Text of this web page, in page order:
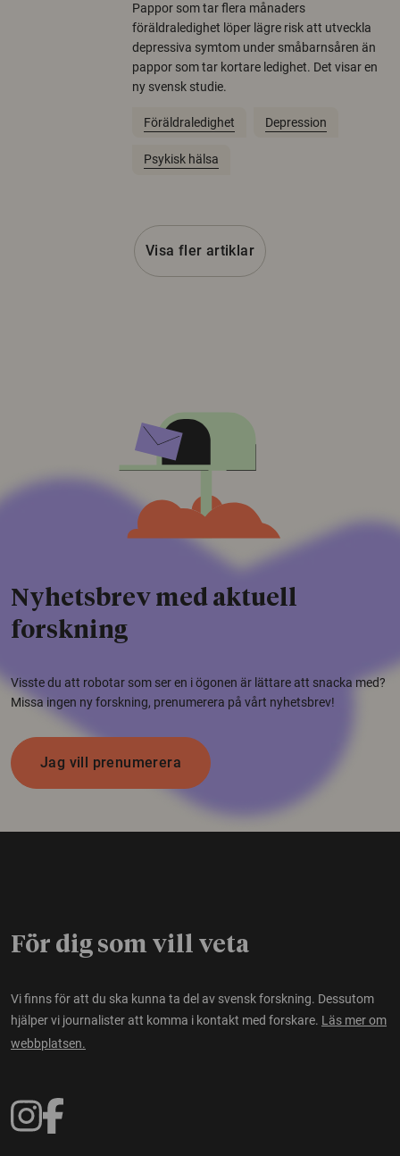
Pappor som tar flera månaders
föräldraledighet löper lägre risk att utveckla
depressiva symtom under småbarnsåren än
pappor som tar kortare ledighet. Det visar en
ny svensk studie.
Föräldraledighet Depression
Psykisk hälsa
Visa fler artiklar
Nyhetsbrev med aktuell
forskning
Visste du att robotar som ser en i ögonen är lättare att snacka med?
Missa ingen ny forskning, prenumerera på vårt nyhetsbrev!
Jag vill prenumerera
För dig som vill veta
Vi finns för att du ska kunna ta del av svensk forskning. Dessutom
hjälper vi journalister att komma i kontakt med forskare. Läs mer om
webbplatsen.